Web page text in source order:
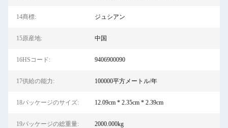
14商標: ジュシアン
15原産地: 中国
16HSコード: 9406900090
17供給の能力: 100000平方メートル/年
18パッケージのサイズ: 12.09cm * 2.35cm * 2.39cm
19パッケージの総重量: 2000.000kg